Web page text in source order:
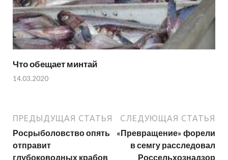
Что обещает минтай
14.03.2020
ПРЕДЫДУЩАЯ СТАТЬЯ
Росрыболовство опять
отправит
глубоководных крабов
СЛЕДУЮЩАЯ СТАТЬЯ
«Превращение» форели
в семгу расследовал
Россельхознадзор